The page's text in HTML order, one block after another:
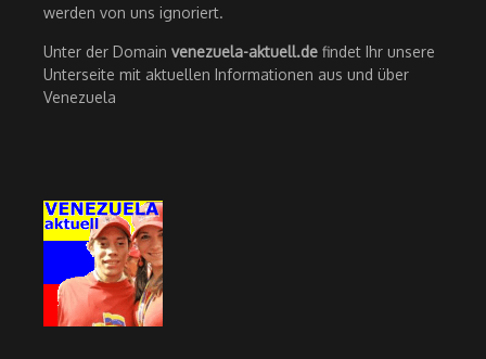
werden von uns ignoriert.
Unter der Domain venezuela-aktuell.de findet Ihr unsere
Unterseite mit aktuellen Informationen aus und über
Venezuela